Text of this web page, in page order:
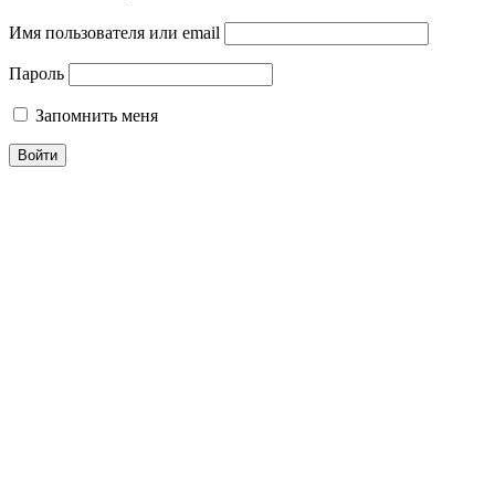
Имя пользователя или email
Пароль
Запомнить меня